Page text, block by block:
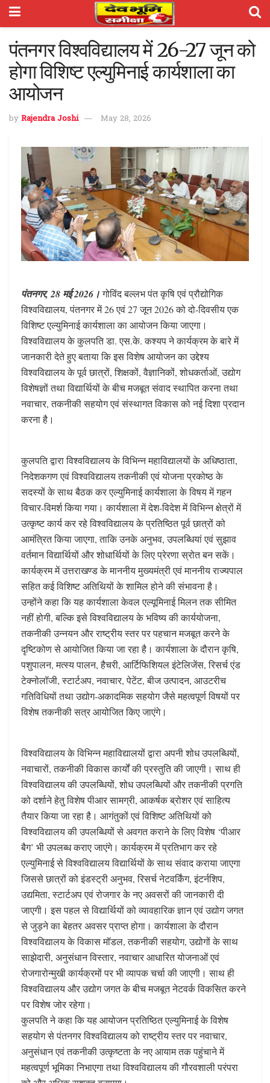
पंतनगर विश्वविद्यालय में 26-27 जून को
होगा विशिष्ट एल्युमिनाई कार्यशाला का
आयोजन
by Rajendra Joshi May 28, 2026
पंतनगर, 28 मई 2026।गोविंद बल्लभ पंत कृषि एवं प्रौद्योगिक
विश्वविद्यालय, पंतनगर में 26 एवं 27 जून 2026 को दो-दिवसीय एक
विशिष्ट एल्युमिनाई कार्यशाला का आयोजन किया जाएगा।
विश्वविद्यालय के कुलपति डा. एस.के. कश्यप ने कार्यक्रम के बारे में
जानकारी देते हुए बताया कि इस विशेष आयोजन का उद्देश्य
विश्वविद्यालय के पूर्व छात्रों, शिक्षकों, वैज्ञानिकों, शोधकर्ताओं, उद्योग
विशेषज्ञों तथा विद्यार्थियों के बीच मजबूत संवाद स्थापित करना तथा
नवाचार, तकनीकी सहयोग एवं संस्थागत विकास को नई दिशा प्रदान
करना है।
कुलपति द्वारा विश्वविद्यालय के विभिन्न महाविद्यालयों के अधिष्ठाता,
निदेशकगण एवं विश्वविद्यालय तकनीकी एवं योजना प्रकोष्ठ के
सदस्यों के साथ बैठक कर एल्युमिनाई कार्यशाला के विषय में गहन
विचार-विमर्श किया गया। कार्यशाला में देश-विदेश में विभिन्न क्षेत्रों में
उत्कृष्ट कार्य कर रहे विश्वविद्यालय के प्रतिष्ठित पूर्व छात्रों को
आमंत्रित किया जाएगा, ताकि उनके अनुभव, उपलब्धियां एवं सुझाव
वर्तमान विद्यार्थियों और शोधार्थियों के लिए प्रेरणा स्रोत बन सकें।
कार्यक्रम में उत्तराखण्ड के माननीय मुख्यमंत्री एवं माननीय राज्यपाल
सहित कई विशिष्ट अतिथियों के शामिल होने की संभावना है।
उन्होंने कहा कि यह कार्यशाला केवल एल्यूमिनाई मिलन तक सीमित
नहीं होगी, बल्कि इसे विश्वविद्यालय के भविष्य की कार्ययोजना,
तकनीकी उन्नयन और राष्ट्रीय स्तर पर पहचान मजबूत करने के
दृष्टिकोण से आयोजित किया जा रहा है। कार्यशाला के दौरान कृषि,
पशुपालन, मत्स्य पालन, हैचरी, आर्टिफिशियल इंटेलिजेंस, रिसर्च एंड
टेक्नोलॉजी, स्टार्टअप, नवाचार, पेटेंट, बीज उत्पादन, आउटरीच
गतिविधियों तथा उद्योग-अकादमिक सहयोग जैसे महत्वपूर्ण विषयों पर
विशेष तकनीकी सत्र आयोजित किए जाएंगे।
विश्वविद्यालय के विभिन्न महाविद्यालयों द्वारा अपनी शोध उपलब्धियों,
नवाचारों, तकनीकी विकास कार्यों की प्रस्तुति की जाएगी। साथ ही
विश्वविद्यालय की उपलब्धियों, शोध उपलब्धियों और तकनीकी प्रगति
को दर्शाने हेतु विशेष पीआर सामग्री, आकर्षक ब्रोशर एवं साहित्य
तैयार किया जा रहा है। आगंतुकों एवं विशिष्ट अतिथियों को
विश्वविद्यालय की उपलब्धियों से अवगत कराने के लिए विशेष ‘पीआर
बैग’ भी उपलब्ध कराए जाएंगे। कार्यक्रम में प्रतिभाग कर रहे
एल्युमिनाई से विश्वविद्यालय विद्यार्थियों के साथ संवाद कराया जाएगा
जिससे छात्रों को इंडस्ट्री अनुभव, रिसर्च नेटवर्किंग, इंटर्नशिप,
उद्यमिता, स्टार्टअप एवं रोजगार के नए अवसरों की जानकारी दी
जाएगी। इस पहल से विद्यार्थियों को व्यावहारिक ज्ञान एवं उद्योग जगत
से जुड़ने का बेहतर अवसर प्राप्त होगा। कार्यशाला के दौरान
विश्वविद्यालय के विकास मॉडल, तकनीकी सहयोग, उद्योगों के साथ
साझेदारी, अनुसंधान विस्तार, नवाचार आधारित योजनाओं एवं
रोजगारोन्मुखी कार्यक्रमों पर भी व्यापक चर्चा की जाएगी। साथ ही
विश्वविद्यालय और उद्योग जगत के बीच मजबूत नेटवर्क विकसित करने
पर विशेष जोर रहेगा।
कुलपति ने कहा कि यह आयोजन प्रतिष्ठित एल्युमिनाई के विशेष
सहयोग से पंतनगर विश्वविद्यालय को राष्ट्रीय स्तर पर नवाचार,
अनुसंधान एवं तकनीकी उत्कृष्टता के नए आयाम तक पहुंचाने में
महत्वपूर्ण भूमिका निभाएगा तथा विश्वविद्यालय की गौरवशाली परंपरा